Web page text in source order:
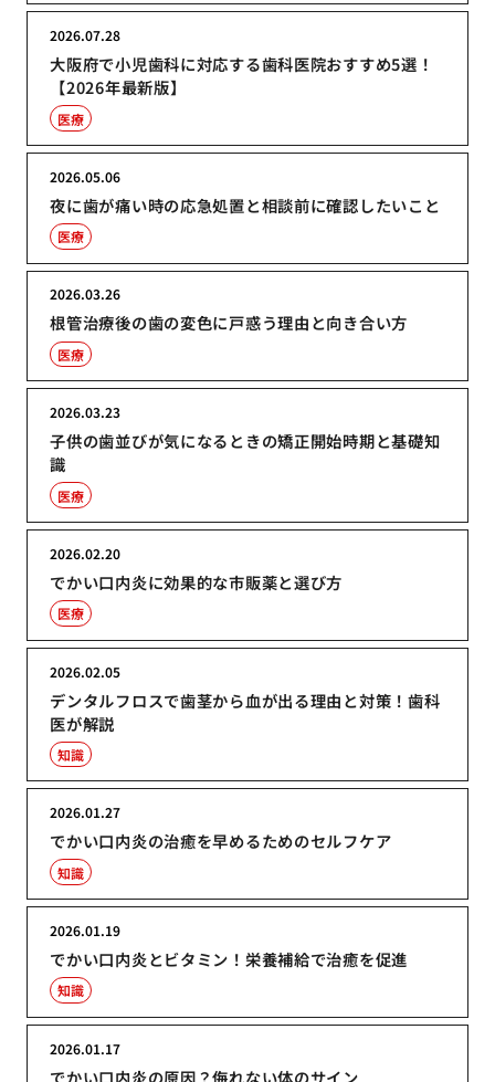
大阪府で小児歯科に対応する歯科医院おすすめ5選！
【2026年最新版】
2026.07.28
医療
夜に歯が痛い時の応急処置と相談前に確認したいこと
2026.05.06
医療
根管治療後の歯の変色に戸惑う理由と向き合い方
2026.03.26
医療
子供の歯並びが気になるときの矯正開始時期と基礎知
識
2026.03.23
医療
でかい口内炎に効果的な市販薬と選び方
2026.02.20
医療
デンタルフロスで歯茎から血が出る理由と対策！歯科
医が解説
2026.02.05
知識
でかい口内炎の治癒を早めるためのセルフケア
2026.01.27
知識
でかい口内炎とビタミン！栄養補給で治癒を促進
2026.01.19
知識
でかい口内炎の原因？侮れない体のサイン
2026.01.17